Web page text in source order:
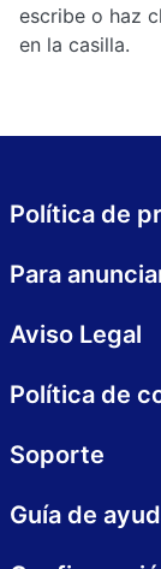
escribe o haz
en la casilla.
Política de
Aviso Legal
Soporte
Para
Política de
Guía de